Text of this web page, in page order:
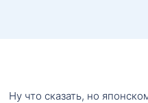
Ну что сказать, но